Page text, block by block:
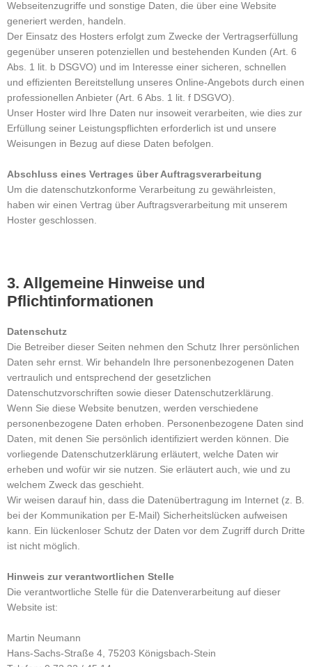
Webseitenzugriffe und sonstige Daten, die über eine Website
generiert werden, handeln.
Der Einsatz des Hosters erfolgt zum Zwecke der Vertragserfüllung
gegenüber unseren potenziellen und bestehenden Kunden (Art. 6
Abs. 1 lit. b DSGVO) und im Interesse einer sicheren, schnellen
und effizienten Bereitstellung unseres Online-Angebots durch einen
professionellen Anbieter (Art. 6 Abs. 1 lit. f DSGVO).
Unser Hoster wird Ihre Daten nur insoweit verarbeiten, wie dies zur
Erfüllung seiner Leistungspflichten erforderlich ist und unsere
Weisungen in Bezug auf diese Daten befolgen.
Abschluss eines Vertrages über Auftragsverarbeitung
Um die datenschutzkonforme Verarbeitung zu gewährleisten,
haben wir einen Vertrag über Auftragsverarbeitung mit unserem
Hoster geschlossen.
3. Allgemeine Hinweise und
Pflichtinformationen
Datenschutz
Die Betreiber dieser Seiten nehmen den Schutz Ihrer persönlichen
Daten sehr ernst. Wir behandeln Ihre personenbezogenen Daten
vertraulich und entsprechend der gesetzlichen
Datenschutzvorschriften sowie dieser Datenschutzerklärung.
Wenn Sie diese Website benutzen, werden verschiedene
personenbezogene Daten erhoben. Personenbezogene Daten sind
Daten, mit denen Sie persönlich identifiziert werden können. Die
vorliegende Datenschutzerklärung erläutert, welche Daten wir
erheben und wofür wir sie nutzen. Sie erläutert auch, wie und zu
welchem Zweck das geschieht.
Wir weisen darauf hin, dass die Datenübertragung im Internet (z. B.
bei der Kommunikation per E-Mail) Sicherheitslücken aufweisen
kann. Ein lückenloser Schutz der Daten vor dem Zugriff durch Dritte
ist nicht möglich.
Hinweis zur verantwortlichen Stelle
Die verantwortliche Stelle für die Datenverarbeitung auf dieser
Website ist:
Martin Neumann
Hans-Sachs-Straße 4, 75203 Königsbach-Stein